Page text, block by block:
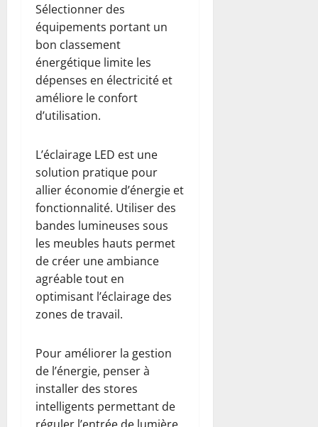
Sélectionner des
équipements portant un
bon classement
énergétique limite les
dépenses en électricité et
améliore le confort
d’utilisation.
L’éclairage LED est une
solution pratique pour
allier économie d’énergie et
fonctionnalité. Utiliser des
bandes lumineuses sous
les meubles hauts permet
de créer une ambiance
agréable tout en
optimisant l’éclairage des
zones de travail.
Pour améliorer la gestion
de l’énergie, penser à
installer des stores
intelligents permettant de